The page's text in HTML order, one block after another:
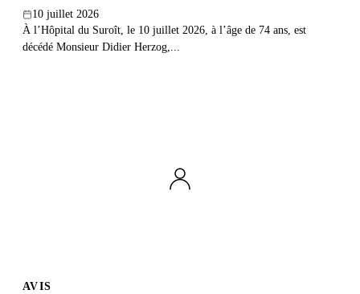
10 juillet 2026
À l’Hôpital du Suroît, le 10 juillet 2026, à l’âge de 74 ans, est
décédé Monsieur Didier Herzog,...
AVIS